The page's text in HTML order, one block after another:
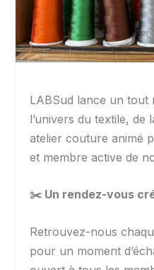
LABSud lance un tout
l’univers du textile, de
atelier couture animé
et membre active de
✂️ Un rendez-vous
Retrouvez-nous
pour un moment